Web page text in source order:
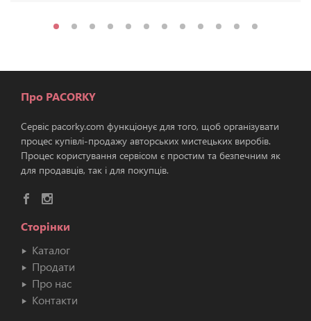
Про PACORKY
Сервіс pacorky.com функціонує для того, щоб організувати
процес купівлі-продажу авторських мистецьких виробів.
Процес користування сервісом є простим та безпечним як
для продавців, так і для покупців.
Сторінки
Каталог
Продати
Про нас
Контакти